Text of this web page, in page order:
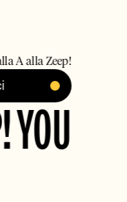
A alla Zeep!
Zeep!
YOU